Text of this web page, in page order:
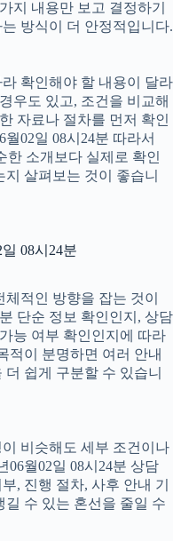
지 내용만 보고 결정하기
방식이 더 안정적입니다.
확인해야 할 내용이 달라
우도 있고, 조건을 비교해
자료나 절차를 먼저 확인
02일 08시24분 따라서
한 소개보다 실제로 확인
살펴보는 것이 좋습니
08시24분
적인 방향을 잡는 것이
단순 정보 확인인지, 상담
능 여부 확인인지에 따라
적이 분명하면 여러 안내
쉽게 구분할 수 있습니
비슷해도 세부 조건이나
06월02일 08시24분 상담
, 진행 절차, 사후 안내 기
수 있는 혼선을 줄일 수